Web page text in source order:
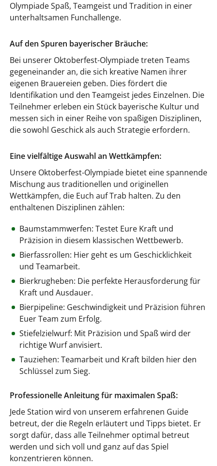
Olympiade Spaß, Teamgeist und Tradition in einer
unterhaltsamen Funchallenge.
Auf den Spuren bayerischer Bräuche:
Bei unserer Oktoberfest-Olympiade treten Teams
gegeneinander an, die sich kreative Namen ihrer
eigenen Brauereien geben. Dies fördert die
Identifikation und den Teamgeist jedes Einzelnen. Die
Teilnehmer erleben ein Stück bayerische Kultur und
messen sich in einer Reihe von spaßigen Disziplinen,
die sowohl Geschick als auch Strategie erfordern.
Eine vielfältige Auswahl an Wettkämpfen:
Unsere Oktoberfest-Olympiade bietet eine spannende
Mischung aus traditionellen und originellen
Wettkämpfen, die Euch auf Trab halten. Zu den
enthaltenen Disziplinen zählen:
Baumstammwerfen: Testet Eure Kraft und
Präzision in diesem klassischen Wettbewerb.
Bierfassrollen: Hier geht es um Geschicklichkeit
und Teamarbeit.
Bierkrugheben: Die perfekte Herausforderung für
Kraft und Ausdauer.
Bierpipeline: Geschwindigkeit und Präzision führen
Euer Team zum Erfolg.
Stiefelzielwurf: Mit Präzision und Spaß wird der
richtige Wurf anvisiert.
Tauziehen: Teamarbeit und Kraft bilden hier den
Schlüssel zum Sieg.
Professionelle Anleitung für maximalen Spaß:
Jede Station wird von unserem erfahrenen Guide
betreut, der die Regeln erläutert und Tipps bietet. Er
sorgt dafür, dass alle Teilnehmer optimal betreut
werden und sich voll und ganz auf das Spiel
konzentrieren können.